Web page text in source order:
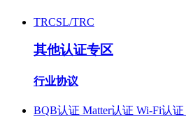
TRCSL/TRC
其他认证专区
行业协议
BQB认证 Matter认证 Wi-Fi认证